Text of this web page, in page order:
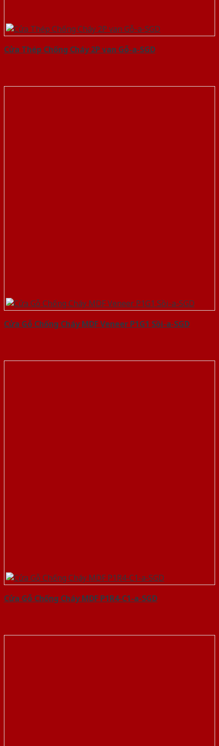
Cửa Thép Chống Cháy 2P van Gỗ-a-SGD
Cửa Gỗ Chống Cháy MDF Veneer P1G1 Sồi-a-SGD
Cửa Gỗ Chống Cháy MDF P1R4-C1-a-SGD